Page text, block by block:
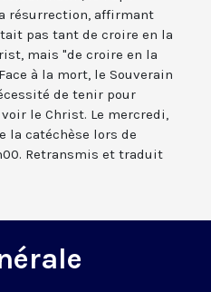
résurrection, affirmant
pas tant de croire en la
mais "de croire en la
à la mort, le Souverain
de tenir pour
le Christ. Le mercredi,
la catéchèse lors de
Retransmis et traduit